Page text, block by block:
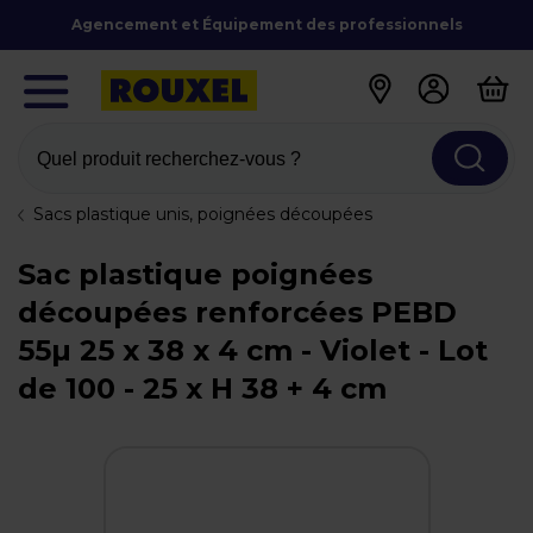
Agencement et Équipement des professionnels
Quel produit recherchez-vous ?
Sacs plastique unis, poignées découpées
Sac plastique poignées
découpées renforcées PEBD
55µ 25 x 38 x 4 cm - Violet - Lot
de 100 - 25 x H 38 + 4 cm